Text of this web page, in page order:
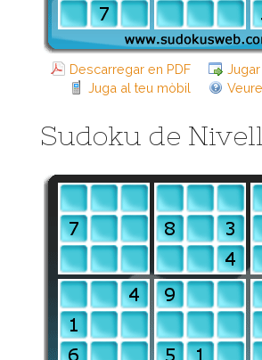
Descarregar en PDF
Juga al teu mòbil
Sudoku de